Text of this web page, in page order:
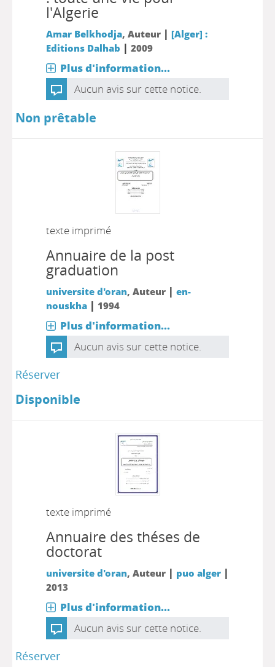
l'Algerie
Amar Belkhodja, Auteur | [Alger] :
Editions Dalhab | 2009
Plus d'information...
Aucun avis sur cette notice.
Non prêtable
texte imprimé
Annuaire de la post
graduation
universite d'oran, Auteur | en-
nouskha| 1994
Plus d'information...
Aucun avis sur cette notice.
Réserver
Disponible
texte imprimé
Annuaire des théses de
doctorat
universite d'oran, Auteur | puo alger|
2013
Plus d'information...
Aucun avis sur cette notice.
Réserver